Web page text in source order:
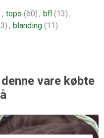
, tops (60) , bfl (13) ,
, blanding (11)
vare købte